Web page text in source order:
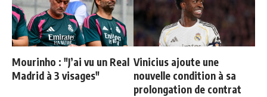
Mourinho : "J’ai vu un Real
Madrid à 3 visages"
Vinicius ajoute une
nouvelle condition à sa
prolongation de contrat